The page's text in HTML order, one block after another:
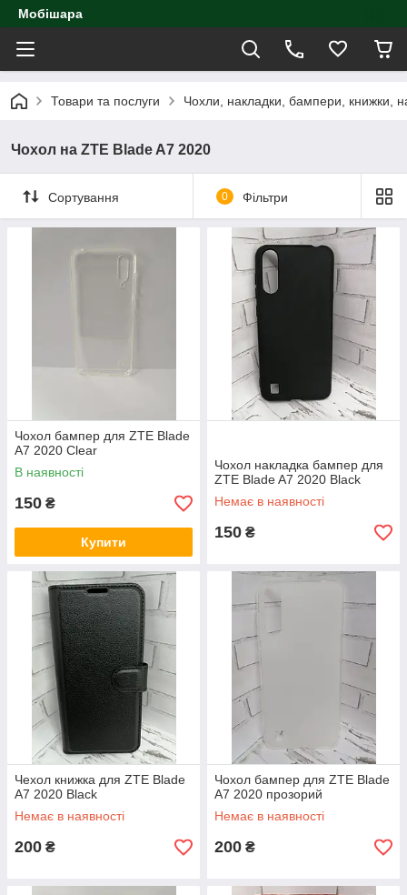
Мобішара
Товари та послуги Чохли, накладки, бампери, книжки,
Чохол на ZTE Blade A7 2020
Сортування 0 Фільтри
Чохол бампер для ZTE Blade
A7 2020 Clear
В наявності
150 ₴
Купити
Чохол накладка бампер для
ZTE Blade A7 2020 Black
Немає в наявності
150 ₴
Чехол книжка для ZTE Blade
A7 2020 Black
Немає в наявності
200 ₴
Чохол бампер для ZTE Blade
A7 2020 прозорий
Немає в наявності
200 ₴